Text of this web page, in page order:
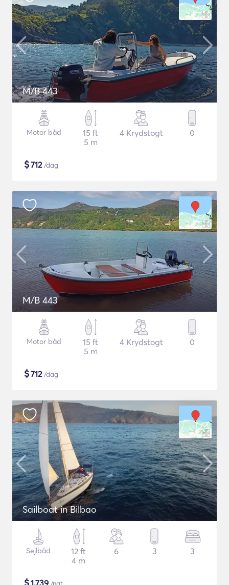
M/B 443
Motor båd
15 ft
5 m
4 Krydstogt 0
$712/dag
M/B 443
Motor båd
15 ft
5 m
4 Krydstogt 0
$712/dag
Sailboat in Bilbao
Sejlbåd
12 ft
4 m
6 3 3
1,739